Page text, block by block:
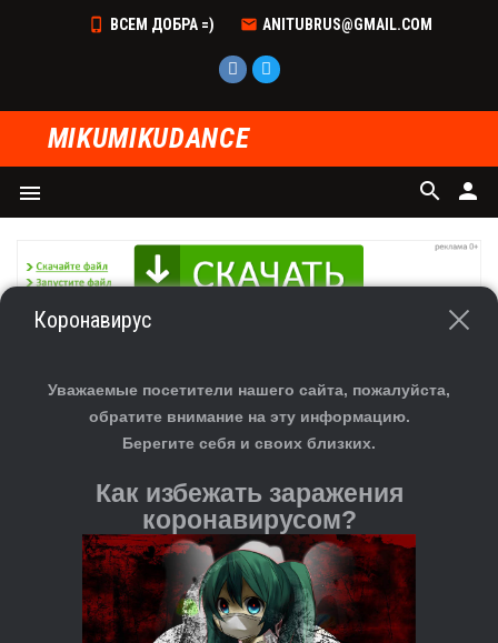
Коронавирус
Уважаемые посетители нашего сайта, пожалуйста,
обратите внимание на эту информацию.
Берегите себя и своих близких.
Как избежать заражения
коронавирусом?
ВСЕМ ДОБРА =) ANITUBRUS@GMAIL.COM
MIKUMIKUDANCE
menu person
search
ГЛАВНАЯ»ФАЙЛЫ
СКАЧАТЬ ЭФФЕКТ CLYPSE MOTIVE ДЛЯ MMD
(MIKUMIKUDANCE)